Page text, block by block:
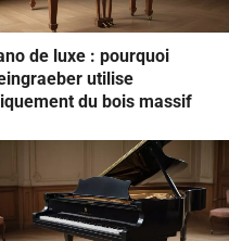
de luxe : pourquoi
utilise
du bois massif